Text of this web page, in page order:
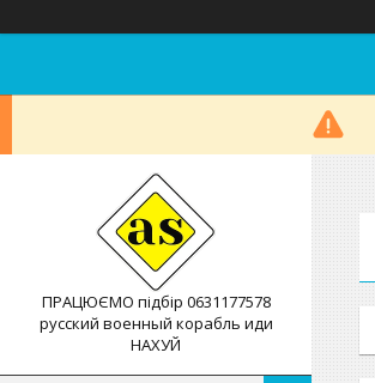
ПРАЦЮЄМО підбір 0631177578
русский военный корабль иди
НАХУЙ